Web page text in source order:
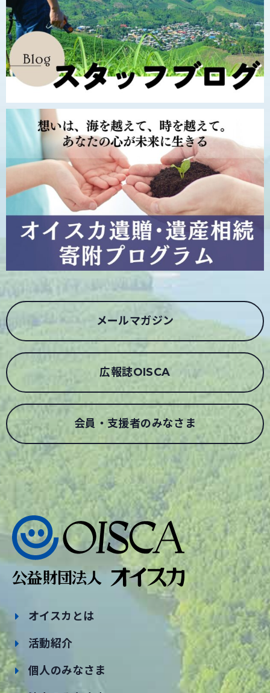
メールマガジン
広報誌OISCA
会員・支援者のみなさま
オイスカとは
活動紹介
個人のみなさま